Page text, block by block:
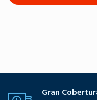
Gran